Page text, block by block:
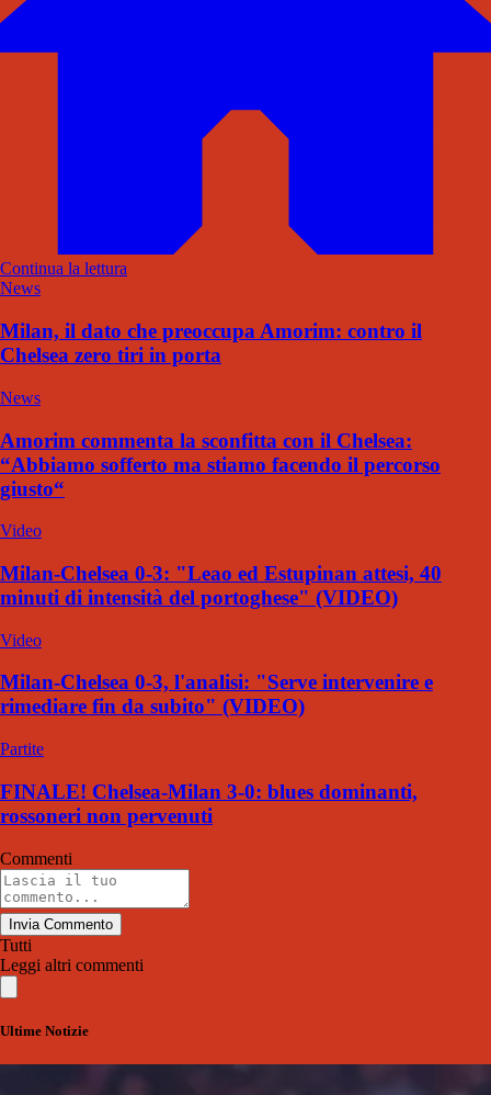
Continua la lettura
News
Milan, il dato che preoccupa Amorim: contro il
Chelsea zero tiri in porta
News
Amorim commenta la sconfitta con il Chelsea:
“Abbiamo sofferto ma stiamo facendo il percorso
giusto“
Video
Milan-Chelsea 0-3: "Leao ed Estupinan attesi, 40
minuti di intensità del portoghese" (VIDEO)
Video
Milan-Chelsea 0-3, l'analisi: "Serve intervenire e
rimediare fin da subito" (VIDEO)
Partite
FINALE! Chelsea-Milan 3-0: blues dominanti,
rossoneri non pervenuti
Commenti
Invia Commento
Tutti
Leggi altri commenti
Ultime Notizie